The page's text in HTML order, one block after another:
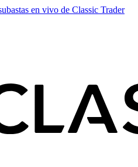
en vivo de Classic Trader